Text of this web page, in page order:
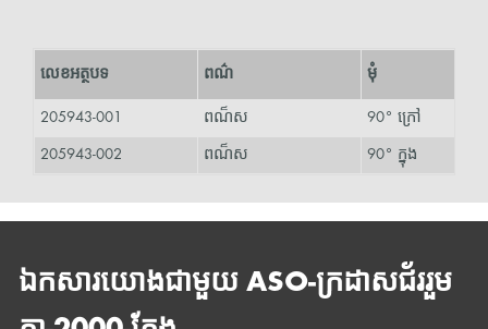
លេខអត្ថបទ ពណ៌ មុំ
205943-001 ពណ៏ស 90° ក្រៅ
205943-002 ពណ៏ស 90° ក្នុង
ឯកសារយោងជាមួយ ASO-ក្រដាសជ័ររួម